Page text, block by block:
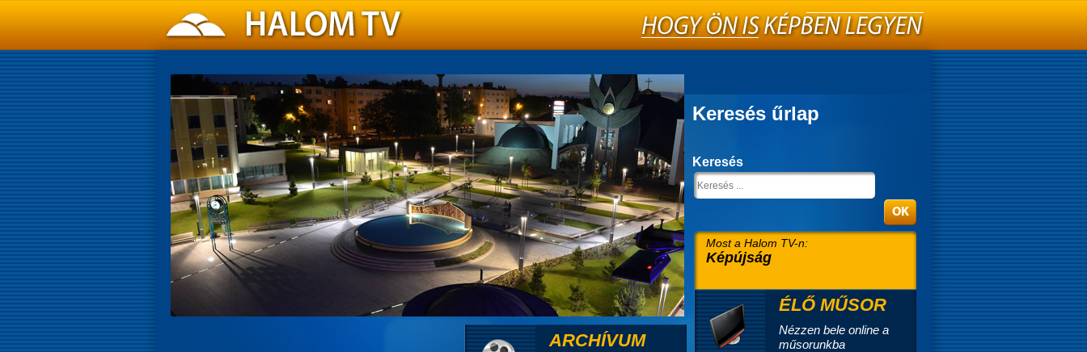
Keresés űrlap
Keresés
Most a Halom TV-n:
Képújság
ÉLŐ MŰSOR
Nézzen bele online a
műsorunkba
ARCHÍVUM